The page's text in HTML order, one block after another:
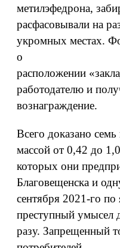
метилэфедрона,
расфасовывали на
укромных местах.
о
расположении
работодателю и
вознаграждение.
Всего доказано
массой от 0,42 до
которых они
Благовещенска и
сентября 2021-го
преступный умысел
разу. Запрещенный